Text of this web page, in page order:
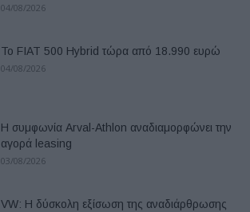
04/08/2026
Το FIAT 500 Hybrid τώρα από 18.990 ευρώ
04/08/2026
Η συμφωνία Arval-Athlon αναδιαμορφώνει την
αγορά leasing
03/08/2026
VW: Η δύσκολη εξίσωση της αναδιάρθρωσης